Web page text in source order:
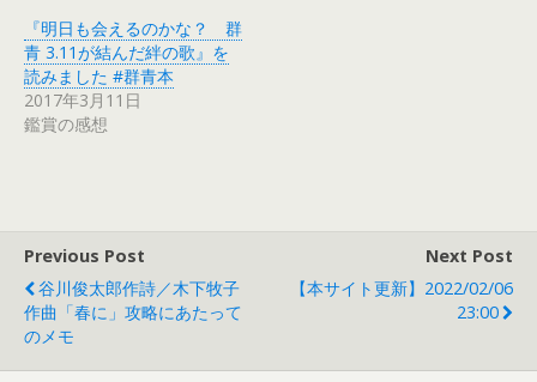
『明日も会えるのかな？ 群
青 3.11が結んだ絆の歌』を
読みました #群青本
2017年3月11日
鑑賞の感想
Previous Post
谷川俊太郎作詩／木下牧子
作曲「春に」攻略にあたって
のメモ
Next Post
【本サイト更新】2022/02/06
23:00